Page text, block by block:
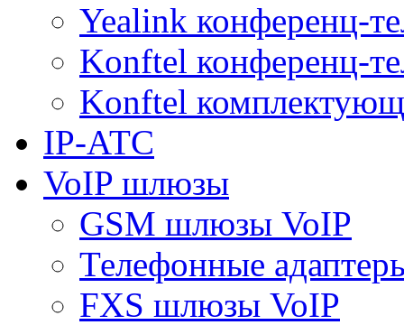
Yealink конференц-
Konftel конференц-
Konftel
IP-АТС
VoIP шлюзы
GSM шлюзы VoIP
Телефонные
FXS шлюзы VoIP